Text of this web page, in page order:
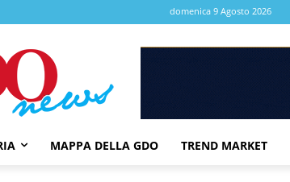
domenica 9 Agosto 2026
MAPPA DELLA GDO TREND MARKET